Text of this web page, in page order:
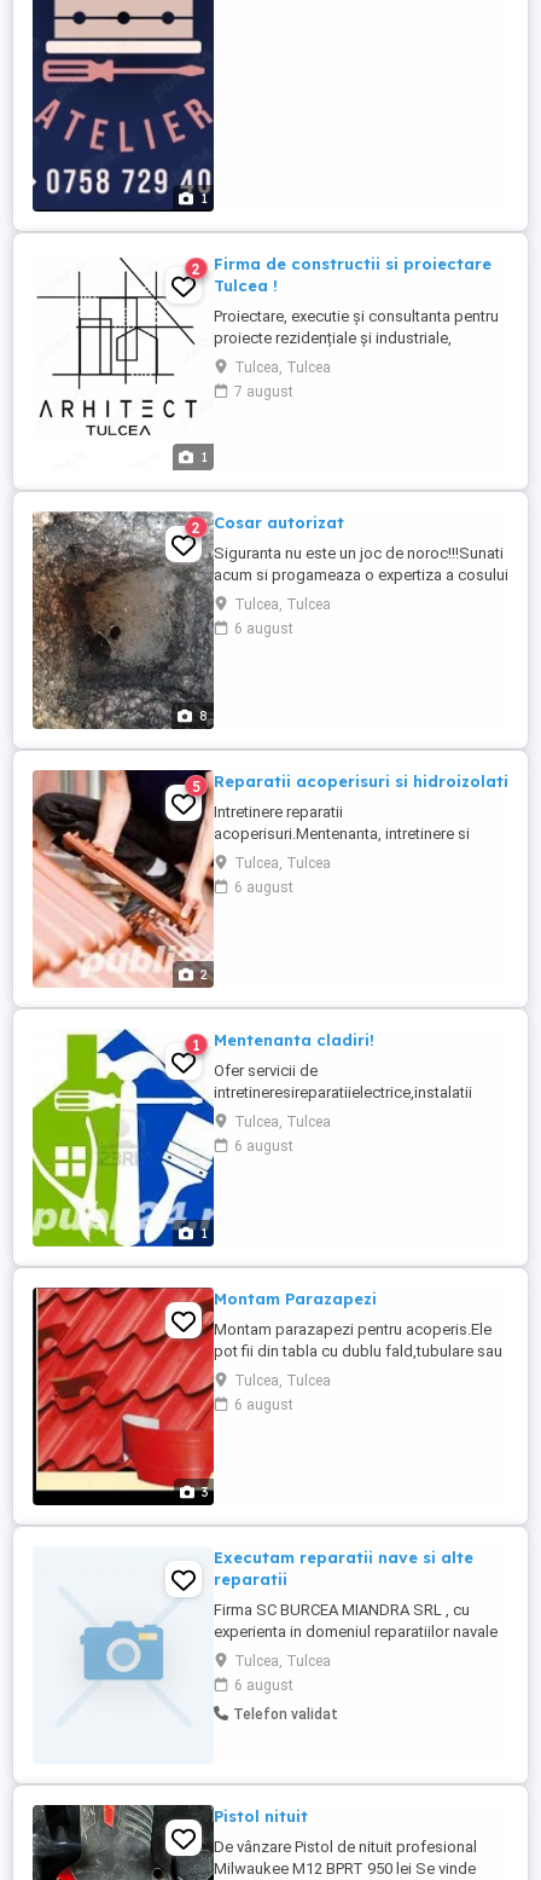
1
1
2
Firma de constructii si proiectare
Tulcea !
Proiectare, executie și consultanta pentru
proiecte rezidențiale și industriale,
construcții civile și comerciale, fonduri
europene, preturi avantajoase, executie in
regim de urgenta. Proiecte : P.U.Z., P.U.D.,
Tulcea, Tulcea
7 august
8
2 Cosar autorizat
Siguranta nu este un joc de noroc!!!Sunati
acum si progameaza o expertiza a cosului
de fum...Cosar autorizat prestez servicii
coserit pentru siguranta
dumneavoastra(curat cosuri de
Tulcea, Tulcea
6 august
2
5 Reparatii acoperisuri si hidroizolati
Intretinere reparatii
acoperisuri.Mentenanta, intretinere si
reparatii orice tip de acoperis.Hidroizolatii
hale, spatii comerciale sau cladiri.
Reparatii infiltrari de apa sau curatare
Tulcea, Tulcea
6 august
1
1 Mentenanta cladiri!
Ofer servicii de
intretineresireparatiielectrice,instalatii
termice,apa siscurgeresau lacatuserie la
asociatii de propietari sau particulari...Tel:
0721 114 114
Tulcea, Tulcea
6 august
3
Montam Parazapezi
Montam parazapezi pentru acoperis.Ele
pot fii din tabla cu dublu fald,tubulare sau
potcoava.Montam si reparam sisteme
pluviale din metal sau pcv de cea mai
buna calitate cu alpinisti utilitari.Montam si
Tulcea, Tulcea
6 august
Executam reparatii nave si alte
reparatii
Firma SC BURCEA MIANDRA SRL , cu
experienta in domeniul reparatiilor navale
de peste 20 de ani , presteaza
urmatoarele reparatii: Reparatii tractoare
U650, Buldo-escavatoare, buldozere,
ambarcatiuni, nave, motoare barci ,
Tulcea, Tulcea
6 august
Telefon validat
Pistol nituit
De vânzare Pistol de nituit profesional
Milwaukee M12 BPRT 950 lei Se vinde